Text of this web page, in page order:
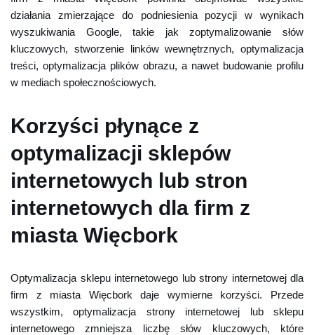
działania zmierzające do podniesienia pozycji w wynikach
wyszukiwania Google, takie jak zoptymalizowanie słów
kluczowych, stworzenie linków wewnętrznych, optymalizacja
treści, optymalizacja plików obrazu, a nawet budowanie profilu
w mediach społecznościowych.
Korzyści płynące z
optymalizacji sklepów
internetowych lub stron
internetowych dla firm z
miasta Więcbork
Optymalizacja sklepu internetowego lub strony internetowej dla
firm z miasta Więcbork daje wymierne korzyści. Przede
wszystkim, optymalizacja strony internetowej lub sklepu
internetowego zmniejsza liczbę słów kluczowych, które